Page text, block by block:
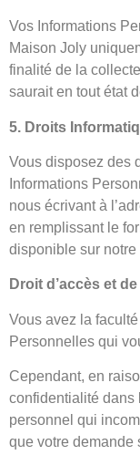
Vos Informations
Maison Joly
finalité de la
saurait en tout état
5. Droits
Vous disposez des
Informations
nous écrivant à
en remplissant le
disponible sur notre
Droit d’accès et
Vous avez la
Personnelles qui
Cependant, en
confidentialité dans
personnel qui
que votre demande